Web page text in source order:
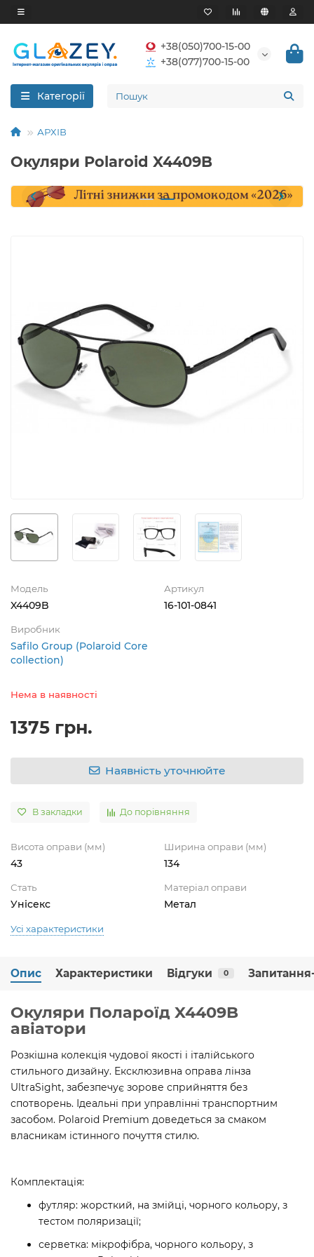
+38(050)700-15-00
+38(077)700-15-00
Категорії
АРХІВ
Окуляри Polaroid X4409B
Модель
X4409B
Артикул
16-101-0841
Виробник
Safilo Group (Polaroid Core
collection)
Нема в наявності
1375 грн.
Наявність уточнюйте
В закладки До порівняння
Висота оправи (мм)
43
Ширина оправи (мм)
134
Стать
Унісекс
Матеріал оправи
Метал
Усі характеристики
Опис Характеристики Відгуки 0
Окуляри Полароїд X4409B
авіатори
Розкішна колекція чудової якості і італійського
стильного дизайну. Ексклюзивна оправа лінза
UltraSight, забезпечує зорове сприйняття без
спотворень. Ідеальні при управлінні транспортним
засобом. Polaroid Premium доведеться за смаком
власникам істинного почуття стилю.
Комплектація:
футляр: жорсткий, на змійці, чорного кольору, з
тестом поляризації;
серветка: мікрофібра, чорного кольору, з